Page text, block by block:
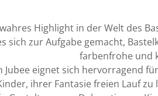
Highlight in der Welt des
sich zur Aufgabe gemacht,
farbenfrohe und
Jubee eignet sich hervorragend
ihrer Fantasie freien Lauf